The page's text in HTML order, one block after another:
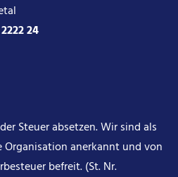
24
Steuer absetzen. Wir sind als
anerkannt und von
befreit. (St. Nr.